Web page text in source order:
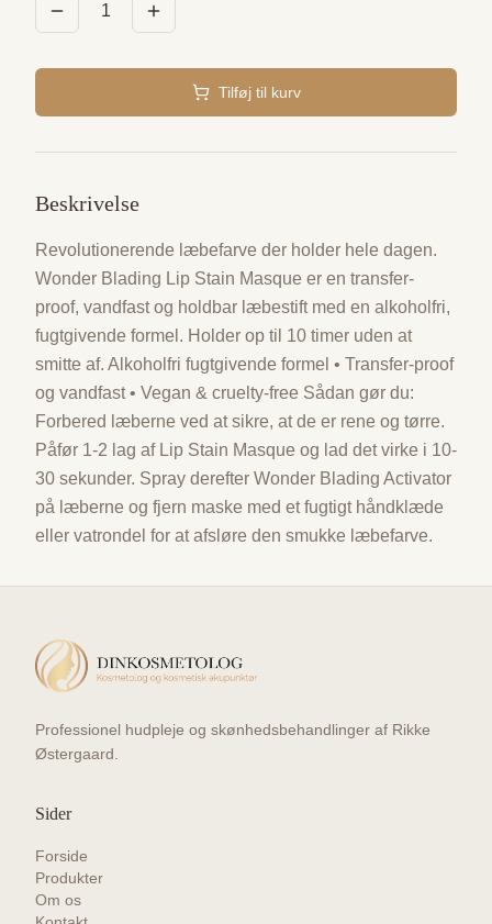
1
Tilføj til kurv
Beskrivelse
Revolutionerende læbefarve der holder hele dagen.
Wonder Blading Lip Stain Masque er en transfer-
proof, vandfast og holdbar læbestift med en alkoholfri,
fugtgivende formel. Holder op til 10 timer uden at
smitte af. Alkoholfri fugtgivende formel • Transfer-proof
og vandfast • Vegan & cruelty-free Sådan gør du:
Forbered læberne ved at sikre, at de er rene og tørre.
Påfør 1-2 lag af Lip Stain Masque og lad det virke i 10-
30 sekunder. Spray derefter Wonder Blading Activator
på læberne og fjern maske med et fugtigt håndklæde
eller vatrondel for at afsløre den smukke læbefarve.
Professionel hudpleje og skønhedsbehandlinger af Rikke
Østergaard.
Sider
Forside
Produkter
Om os